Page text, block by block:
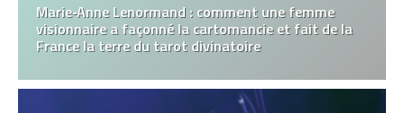
Marie‑Anne Lenormand : comment une femme
visionnaire a façonné la cartomancie et fait de la
France la terre du tarot divinatoire